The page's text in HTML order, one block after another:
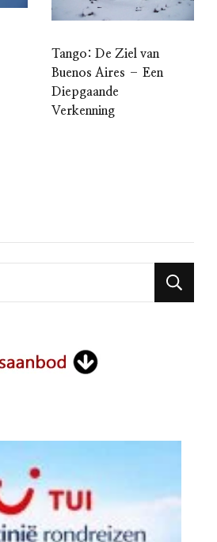
Tango: De Ziel van
Buenos Aires – Een
Diepgaande
Verkenning